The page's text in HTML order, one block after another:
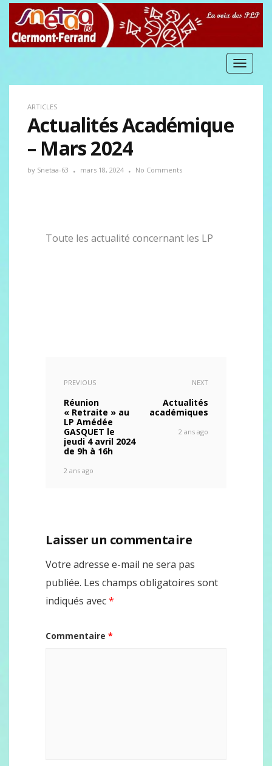
Toggle
ARTICLES
Actualités Académique
– Mars 2024
by Snetaa-63 mars 18, 2024 No Comments
Toute les actualité concernant les LP
PREVIOUS
Réunion
« Retraite » au
LP Amédée
GASQUET le
jeudi 4 avril 2024
de 9h à 16h
2 ans ago
NEXT
Actualités
académiques
2 ans ago
Laisser un commentaire
Votre adresse e-mail ne sera pas
publiée. Les champs obligatoires sont
indiqués avec*
Commentaire *